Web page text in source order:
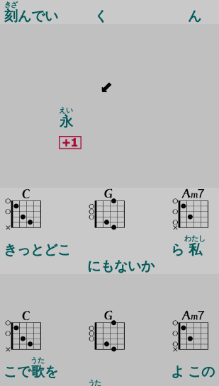
刻
きざ
んでい く ん
永
えい
きっとどこ
にもないか
ら 私
わたし
こで歌
うた
を
うた
よ この